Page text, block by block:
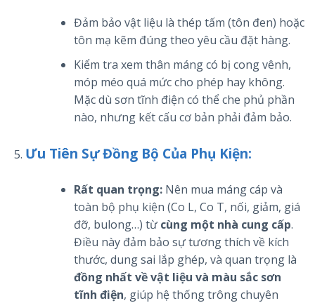
Đảm bảo vật liệu là thép tấm (tôn đen) hoặc
tôn mạ kẽm đúng theo yêu cầu đặt hàng.
Kiểm tra xem thân máng có bị cong vênh,
móp méo quá mức cho phép hay không.
Mặc dù sơn tĩnh điện có thể che phủ phần
nào, nhưng kết cấu cơ bản phải đảm bảo.
Ưu Tiên Sự Đồng Bộ Của Phụ Kiện:
Rất quan trọng:Nên mua máng cáp và
toàn bộ phụ kiện (Co L, Co T, nối, giảm, giá
đỡ, bulong…) từ cùng một nhà cung cấp.
Điều này đảm bảo sự tương thích về kích
thước, dung sai lắp ghép, và quan trọng là
đồng nhất về vật liệu và màu sắc sơn
tĩnh điện, giúp hệ thống trông chuyên